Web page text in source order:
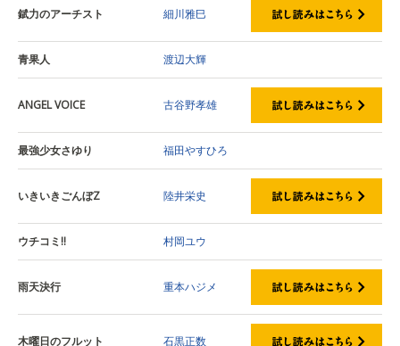
錻力のアーチスト 細川雅巳
青果人 渡辺大輝
ANGEL VOICE 古谷野孝雄
最強少女さゆり 福田やすひろ
いきいきごんぼZ 陸井栄史
ウチコミ!! 村岡ユウ
雨天決行 重本ハジメ
木曜日のフルット 石黒正数